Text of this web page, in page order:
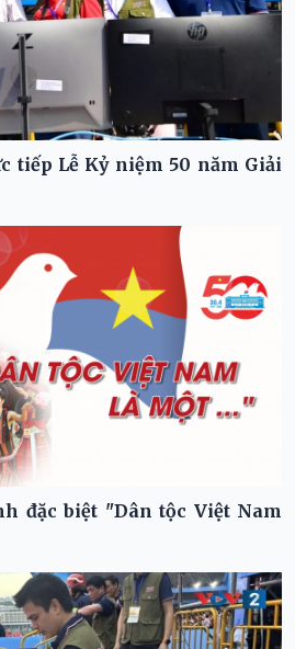
tiếp Lễ Kỷ niệm 50 năm Giải
đặc biệt "Dân tộc Việt Nam